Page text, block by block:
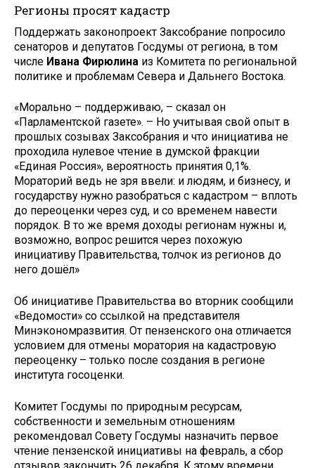
Регионы просят кадастр
Поддержать законопроект Заксобрание попросило
сенаторов и депутатов Госдумы от региона, в том
числе Ивана Фирюлина из Комитета по региональной
политике и проблемам Севера и Дальнего Востока.
«Морально – поддерживаю, – сказал он
«Парламентской газете». – Но учитывая свой опыт в
прошлых созывах Заксобрания и что инициатива не
проходила нулевое чтение в думской фракции
«Единая Россия», вероятность принятия 0,1%.
Мораторий ведь не зря ввели: и людям, и бизнесу, и
государству нужно разобраться с кадастром – вплоть
до переоценки через суд, и со временем навести
порядок. В то же время доходы регионам нужны и,
возможно, вопрос решится через похожую
инициативу Правительства, толчок из регионов до
него дошёл»
Об инициативе Правительства во вторник сообщили
«Ведомости» со ссылкой на представителя
Минэкономразвития. От пензенского она отличается
условием для отмены моратория на кадастровую
переоценку – только после создания в регионе
института госоценки.
Комитет Госдумы по природным ресурсам,
собственности и земельным отношениям
рекомендовал Совету Госдумы назначить первое
чтение пензенской инициативы на февраль, а сбор